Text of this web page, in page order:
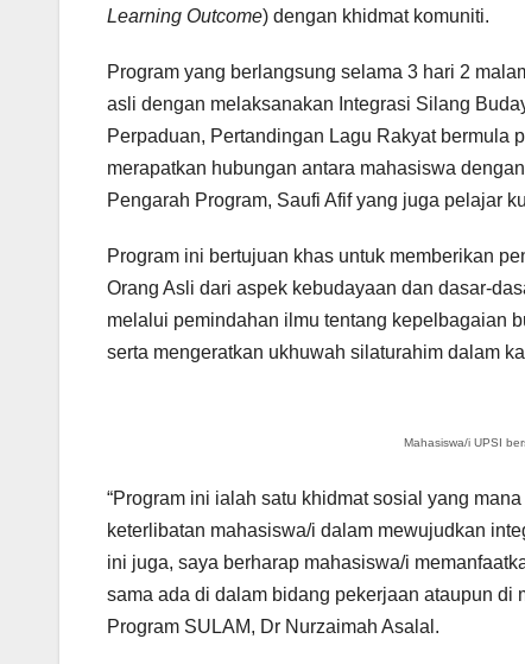
Learning Outcome) dengan khidmat komuniti.
Program yang berlangsung selama 3 hari 2
asli dengan melaksanakan Integrasi Silang
Perpaduan, Pertandingan Lagu Rakyat bermula
merapatkan hubungan antara mahasiswa
Pengarah Program, Saufi Afif yang juga pelajar
Program ini bertujuan khas untuk memberikan
Orang Asli dari aspek kebudayaan dan dasar-
melalui pemindahan ilmu tentang kepelbagaian
serta mengeratkan ukhuwah silaturahim dalam
Mahasiswa/i UPSI
“Program ini ialah satu khidmat sosial yang
keterlibatan mahasiswa/i dalam mewujudkan
ini juga, saya berharap mahasiswa/i
sama ada di dalam bidang pekerjaan ataupun di
Program SULAM, Dr Nurzaimah Asalal.